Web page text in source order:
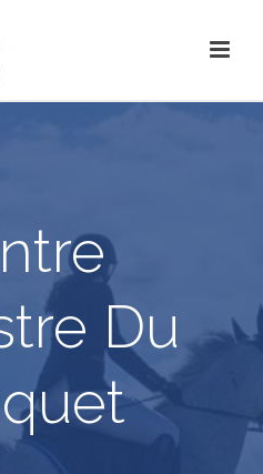
Du